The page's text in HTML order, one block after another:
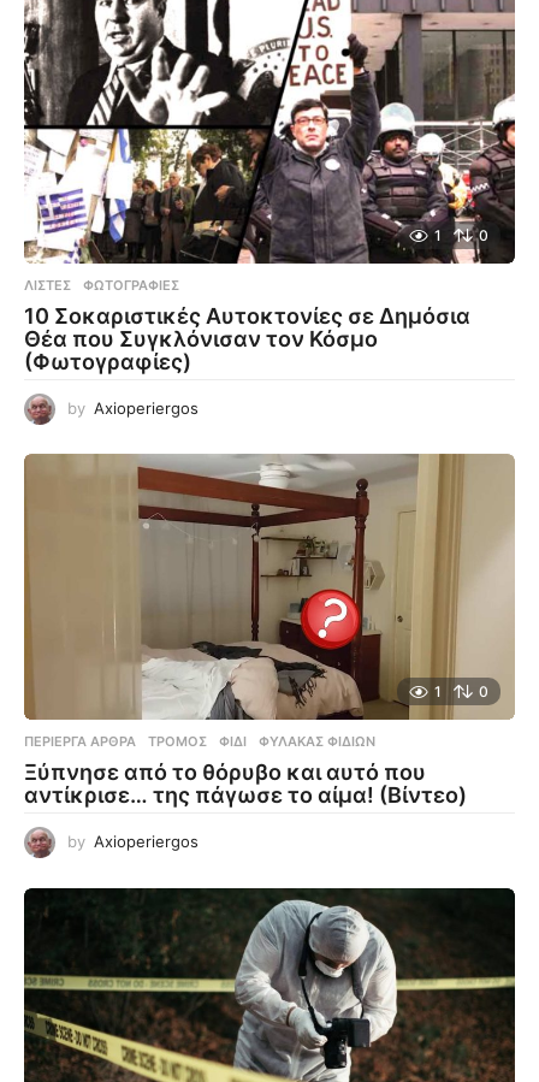
1 0
ΛΊΣΤΕΣ ,ΦΩΤΟΓΡΑΦΊΕΣ
10 Σοκαριστικές Αυτοκτονίες σε Δημόσια
Θέα που Συγκλόνισαν τον Κόσμο
(Φωτογραφίες)
by Axioperiergos
1 0
ΠΕΡΊΕΡΓΑ ΆΡΘΡΑ ΤΡΌΜΟΣ ,ΦΊΔΙ ,ΦΎΛΑΚΑΣ ΦΙΔΙΏΝ
Ξύπνησε από το θόρυβο και αυτό που
αντίκρισε… της πάγωσε το αίμα! (Βίντεο)
by Axioperiergos